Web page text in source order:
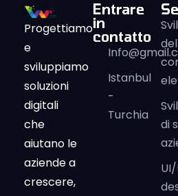
Progettiamo
e
sviluppiamo
soluzioni
digitali
che
aiutano le
aziende a
crescere,
Entrare
in
contatto
Istanbul
-
Turchia
del
di